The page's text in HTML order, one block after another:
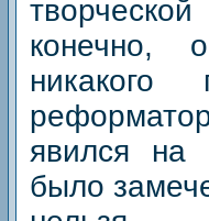
никакого
явился
было